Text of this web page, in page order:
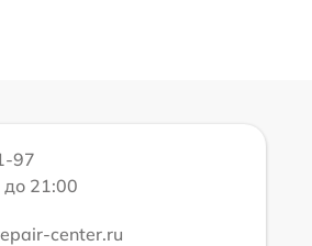
97
21:00
center.ru